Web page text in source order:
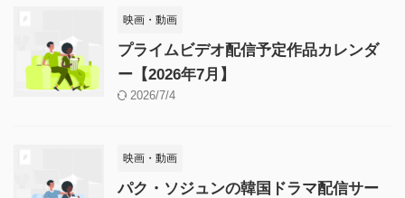
映画・動画
プライムビデオ配信予定作品カレンダ
ー【2026年7月】
2026/7/4
映画・動画
パク・ソジュンの韓国ドラマ配信サー